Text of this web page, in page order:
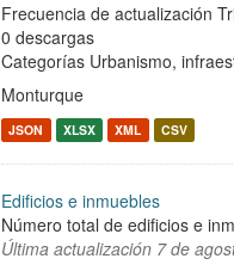
Frecuencia de actualización
0 descargas
Categorías Urbanismo,
Monturque
JSON XLSX XML CSV
Edificios e inmuebles
Número total de edificios e
Última actualización 7 de